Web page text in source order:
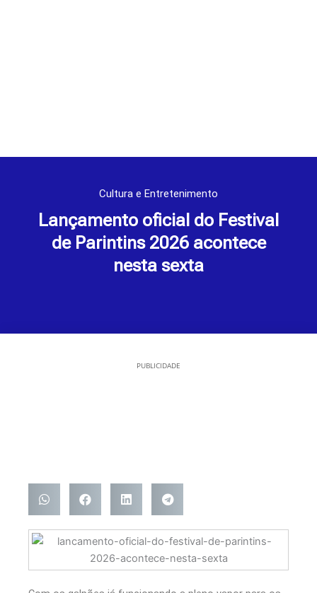
Cultura e Entretenimento
Lançamento oficial do Festival
de Parintins 2026 acontece
nesta sexta
PUBLICIDADE